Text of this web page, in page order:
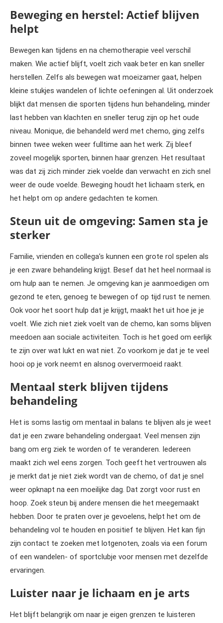
Beweging en herstel: Actief blijven
helpt
Bewegen kan tijdens en na chemotherapie veel verschil
maken. Wie actief blijft, voelt zich vaak beter en kan sneller
herstellen. Zelfs als bewegen wat moeizamer gaat, helpen
kleine stukjes wandelen of lichte oefeningen al. Uit onderzoek
blijkt dat mensen die sporten tijdens hun behandeling, minder
last hebben van klachten en sneller terug zijn op het oude
niveau. Monique, die behandeld werd met chemo, ging zelfs
binnen twee weken weer fulltime aan het werk. Zij bleef
zoveel mogelijk sporten, binnen haar grenzen. Het resultaat
was dat zij zich minder ziek voelde dan verwacht en zich snel
weer de oude voelde. Beweging houdt het lichaam sterk, en
het helpt om op andere gedachten te komen.
Steun uit de omgeving: Samen sta je
sterker
Familie, vrienden en collega’s kunnen een grote rol spelen als
je een zware behandeling krijgt. Besef dat het heel normaal is
om hulp aan te nemen. Je omgeving kan je aanmoedigen om
gezond te eten, genoeg te bewegen of op tijd rust te nemen.
Ook voor het soort hulp dat je krijgt, maakt het uit hoe je je
voelt. Wie zich niet ziek voelt van de chemo, kan soms blijven
meedoen aan sociale activiteiten. Toch is het goed om eerlijk
te zijn over wat lukt en wat niet. Zo voorkom je dat je te veel
hooi op je vork neemt en alsnog oververmoeid raakt.
Mentaal sterk blijven tijdens
behandeling
Het is soms lastig om mentaal in balans te blijven als je weet
dat je een zware behandeling ondergaat. Veel mensen zijn
bang om erg ziek te worden of te veranderen. Iedereen
maakt zich wel eens zorgen. Toch geeft het vertrouwen als
je merkt dat je niet ziek wordt van de chemo, of dat je snel
weer opknapt na een moeilijke dag. Dat zorgt voor rust en
hoop. Zoek steun bij andere mensen die het meegemaakt
hebben. Door te praten over je gevoelens, helpt het om de
behandeling vol te houden en positief te blijven. Het kan fijn
zijn contact te zoeken met lotgenoten, zoals via een forum
of een wandelen- of sportclubje voor mensen met dezelfde
ervaringen.
Luister naar je lichaam en je arts
Het blijft belangrijk om naar je eigen grenzen te luisteren